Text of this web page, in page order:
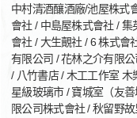
中村清酒釀酒廠/池屋株式
會社 / 中島屋株式會社 /
會社 / 大生覿社 / 6 株式會
有限公司 / 花林之介有限
/ 八竹書店 / 木工工作室 木
星級玻璃市 / 寶城室（友
限公司株式會社 / 秋留野